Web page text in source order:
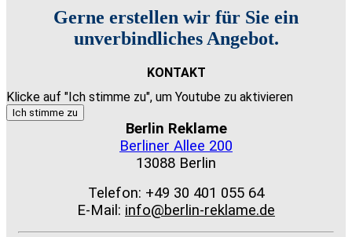
Klicke auf "Ich stimme zu", um Youtube zu aktivieren
Ich stimme zu
Gerne erstellen wir für Sie ein
unverbindliches Angebot.
KONTAKT
Berlin Reklame
Berliner Allee 200
13088 Berlin
Telefon: +49 30 401 055 64
E-Mail: info@berlin-reklame.de